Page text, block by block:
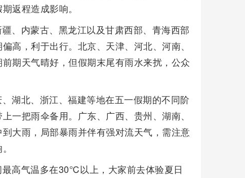
返程造成影响。
、内蒙古、黑龙江以及甘肃西部、青海西部
高，利于出行。北京、天津、河北、河南、
期天气晴好，但假期末尾有雨水来扰，公众
湖北、浙江、福建等地在五一假期的不同阶
一把雨伞备用。广东、广西、贵州、湖南、
大雨，局部暴雨并伴有强对流天气，需注意
高气温多在30℃以上，大家前去体验夏日